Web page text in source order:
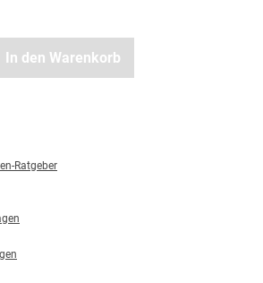
In den Warenkorb
Ratgeber